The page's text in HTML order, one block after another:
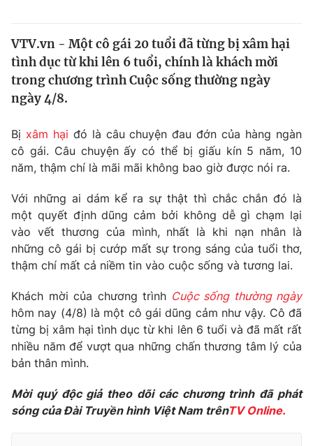
Thế giới
Tin tức
Thế giới đó đây
Câu chuyện quốc tế
Kinh tế
Thị trường
Góc doanh nghiệp
Dữ liệu và đời sống
Truyền hình
Phim VTV
Hậu trường
Nhân vật
Giải sao mai
Giải trí
Điện ảnh
Âm nhạc
Sao
Đời sống
Làm đẹp
Chất lượng cuộc sống
Giáo dục
Tuyển sinh
Học trực tuyến
Công nghệ
Hitech Công nghệ tương lai
Sản phẩm
Thị trường
Giao lưu trực tuyến
Lịch phát sóng
VTV.vn - Một cô gái 20 tuổi đã từng bị xâm hại
tình dục từ khi lên 6 tuổi, chính là khách mời
trong chương trình Cuộc sống thường ngày
ngày 4/8.
Bị xâm hại đó là câu chuyện đau đớn của hàng ngàn
cô gái. Câu chuyện ấy có thể bị giấu kín 5 năm, 10
năm, thậm chí là mãi mãi không bao giờ được nói ra.
Với những ai dám kể ra sự thật thì chắc chắn đó là
một quyết định dũng cảm bởi không dễ gì chạm lại
vào vết thương của mình, nhất là khi nạn nhân là
những cô gái bị cướp mất sự trong sáng của tuổi thơ,
thậm chí mất cả niềm tin vào cuộc sống và tương lai.
Khách mời của chương trình Cuộc sống thường ngày
hôm nay (4/8) là một cô gái dũng cảm như vậy. Cô đã
từng bị xâm hại tình dục từ khi lên 6 tuổi và đã mất rất
nhiều năm để vượt qua những chấn thương tâm lý của
bản thân mình.
Mời quý độc giả theo dõi các chương trình đã phát
sóng của Đài Truyền hình Việt Nam trênTV Online.